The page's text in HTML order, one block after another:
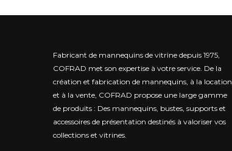
Fabricant de mannequins de vitrine depuis 1975,
COFRAD met son expertise à votre service. De la
création et fabrication de mannequins, à la location
et à la vente, COFRAD propose une large gamme
de produits : Des mannequins, bustes, supports et
accessoires de présentation destinés à valoriser vos
collections et vitrines.